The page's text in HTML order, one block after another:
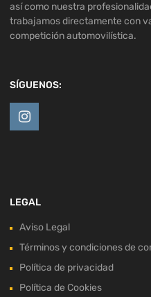
así como nuestra
trabajamos directamente con
competición automovilística.
SÍGUENOS:
LEGAL
Aviso Legal
Términos y condiciones de
Política de privacidad
Política de Cookies